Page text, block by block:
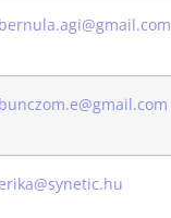
bernula.agi@gmail.com
bunczom.e@gmail.com
erika@synetic.hu